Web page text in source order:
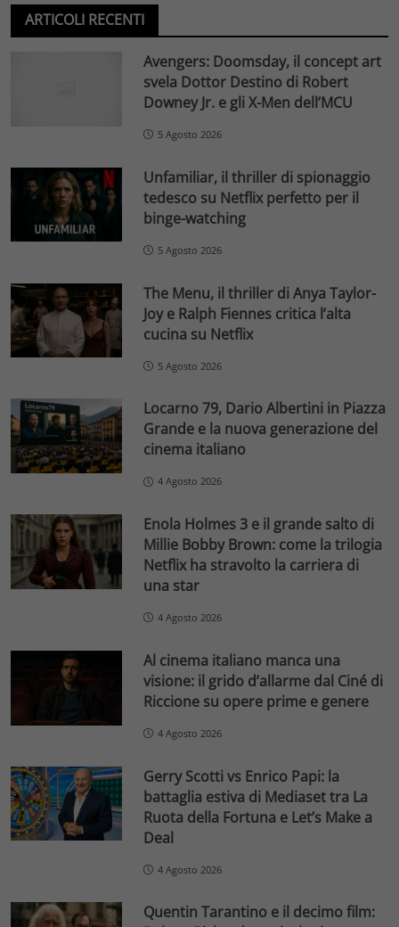
ARTICOLI RECENTI
Avengers: Doomsday, il concept art
svela Dottor Destino di Robert
Downey Jr. e gli X-Men dell’MCU
5 Agosto 2026
Unfamiliar, il thriller di spionaggio
tedesco su Netflix perfetto per il
binge-watching
5 Agosto 2026
The Menu, il thriller di Anya Taylor-
Joy e Ralph Fiennes critica l’alta
cucina su Netflix
5 Agosto 2026
Locarno 79, Dario Albertini in Piazza
Grande e la nuova generazione del
cinema italiano
4 Agosto 2026
Enola Holmes 3 e il grande salto di
Millie Bobby Brown: come la trilogia
Netflix ha stravolto la carriera di
una star
4 Agosto 2026
Al cinema italiano manca una
visione: il grido d’allarme dal Ciné di
Riccione su opere prime e genere
4 Agosto 2026
Gerry Scotti vs Enrico Papi: la
battaglia estiva di Mediaset tra La
Ruota della Fortuna e Let’s Make a
Deal
4 Agosto 2026
Quentin Tarantino e il decimo film: